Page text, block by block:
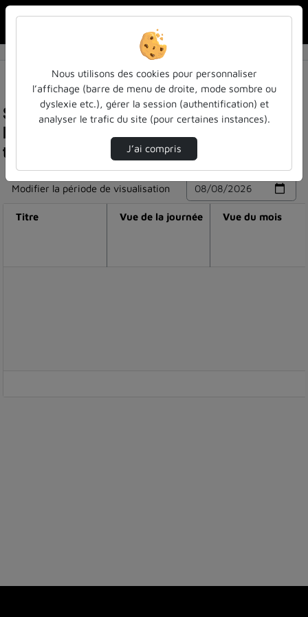
Statistiques de visualisation de la vidéo
Présentation du programme éducation &
territoires
Modifier la période de visualisation
Titre Vue de la journée Vue du mois
Nous utilisons des cookies pour personnaliser
l’affichage (barre de menu de droite, mode sombre ou
dyslexie etc.), gérer la session (authentification) et
analyser le trafic du site (pour certaines instances).
J’ai compris